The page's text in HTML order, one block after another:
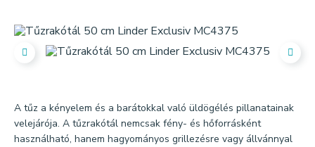
A tűz a kényelem és a barátokkal való üldögélés pillanatainak
velejárója. A tűzrakótál nemcsak fény- és hőforrásként
használható, hanem hagyományos grillezésre vagy állvánnyal